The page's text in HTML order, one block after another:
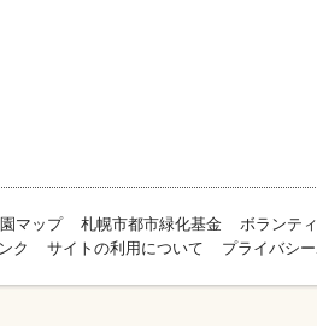
マップ 札幌市都市緑化基金
ボランテ
ク サイトの利用について プライバシ